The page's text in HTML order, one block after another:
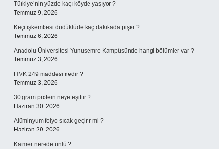
Türkiye’nin yüzde kaçı köyde yaşıyor ?
Temmuz 9, 2026
Keçi işkembesi düdüklüde kaç dakikada pişer ?
Temmuz 6, 2026
Anadolu Üniversitesi Yunusemre Kampüsünde hangi bölümler var ?
Temmuz 3, 2026
HMK 249 maddesi nedir ?
Temmuz 3, 2026
30 gram protein neye eşittir ?
Haziran 30, 2026
Alüminyum folyo sıcak geçirir mi ?
Haziran 29, 2026
Katmer nerede ünlü ?